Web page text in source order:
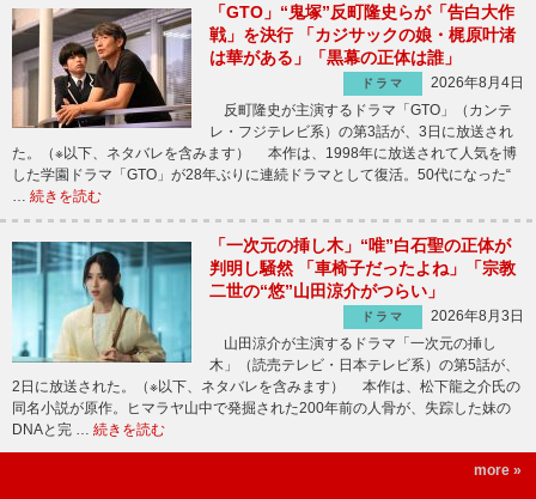
「GTO」“鬼塚”反町隆史らが「告白大作
戦」を決行 「カジサックの娘・梶原叶渚
は華がある」「黒幕の正体は誰」
ドラマ
2026年8月4日
反町隆史が主演するドラマ「GTO」（カンテ
レ・フジテレビ系）の第3話が、3日に放送され
た。（※以下、ネタバレを含みます） 本作は、1998年に放送されて人気を博
した学園ドラマ「GTO」が28年ぶりに連続ドラマとして復活。50代になった“
続きを読む
「一次元の挿し木」“唯”白石聖の正体が
判明し騒然 「車椅子だったよね」「宗教
二世の“悠”山田涼介がつらい」
ドラマ
2026年8月3日
山田涼介が主演するドラマ「一次元の挿し
木」（読売テレビ・日本テレビ系）の第5話が、
2日に放送された。（※以下、ネタバレを含みます） 本作は、松下龍之介氏の
同名小説が原作。ヒマラヤ山中で発掘された200年前の人骨が、失踪した妹の
DNAと完 … 続きを読む
more »